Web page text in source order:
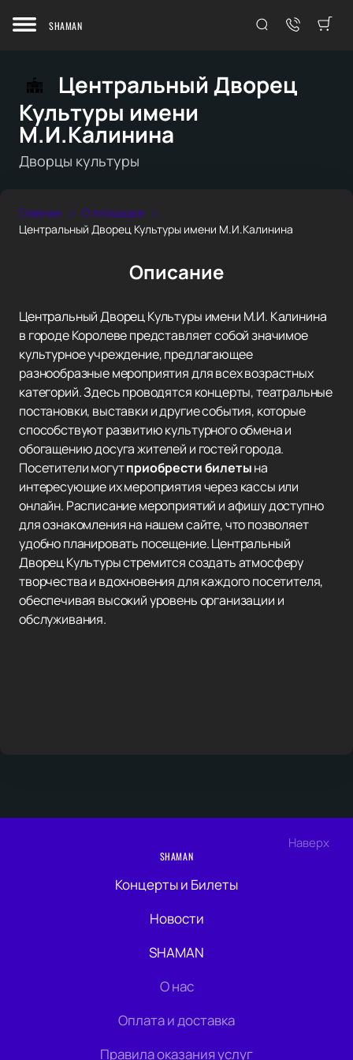
SHAMAN
Центральный Дворец
Культуры имени
М.И.Калинина
Дворцы культуры
Главная
О площадке
Центральный Дворец Культуры имени М.И.Калинина
Описание
Центральный Дворец Культуры имени М.И. Калинина
в городе Королеве представляет собой значимое
культурное учреждение, предлагающее
разнообразные мероприятия для всех возрастных
категорий. Здесь проводятся концерты, театральные
постановки, выставки и другие события, которые
способствуют развитию культурного обмена и
обогащению досуга жителей и гостей города.
Посетители могутприобрести билетына
интересующие их мероприятия через кассы или
онлайн. Расписание мероприятий и афишу доступно
для ознакомления на нашем сайте, что позволяет
удобно планировать посещение. Центральный
Дворец Культуры стремится создать атмосферу
творчества и вдохновения для каждого посетителя,
обеспечивая высокий уровень организации и
обслуживания.
Наверх
SHAMAN
Концерты и Билеты
Новости
SHAMAN
О нас
Оплата и доставка
Правила оказания услуг